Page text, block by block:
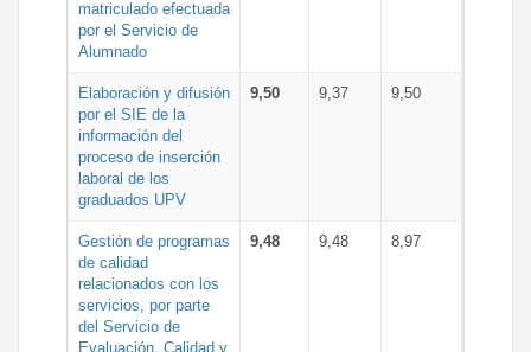
matriculado efectuada
por el Servicio de
Alumnado
Elaboración y difusión
por el SIE de la
información del
proceso de inserción
laboral de los
graduados UPV
9,50 9,37 9,50
Gestión de programas
de calidad
relacionados con los
servicios, por parte
del Servicio de
Evaluación, Calidad y
9,48 9,48 8,97